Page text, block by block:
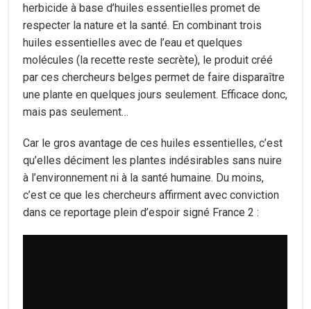
herbicide à base d’huiles essentielles promet de
respecter la nature et la santé. En combinant trois
huiles essentielles avec de l’eau et quelques
molécules (la recette reste secrète), le produit créé
par ces chercheurs belges permet de faire disparaître
une plante en quelques jours seulement. Efficace donc,
mais pas seulement…
Car le gros avantage de ces huiles essentielles, c’est
qu’elles déciment les plantes indésirables sans nuire
à l’environnement ni à la santé humaine. Du moins,
c’est ce que les chercheurs affirment avec conviction
dans ce reportage plein d’espoir signé France 2 :